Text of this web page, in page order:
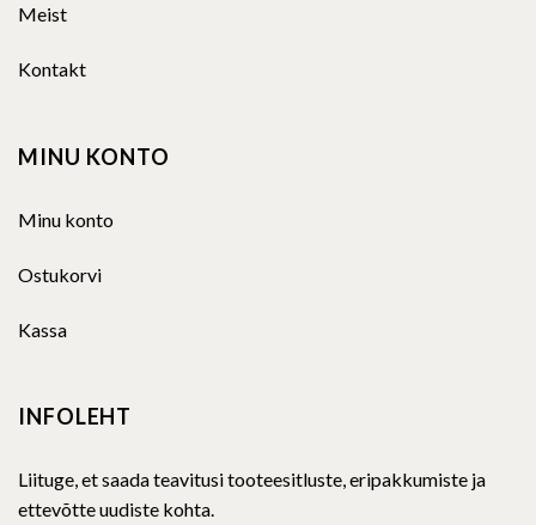
Meist
Kontakt
MINU KONTO
Minu konto
Ostukorvi
Kassa
INFOLEHT
Liituge, et saada teavitusi tooteesitluste, eripakkumiste ja
ettevõtte uudiste kohta.